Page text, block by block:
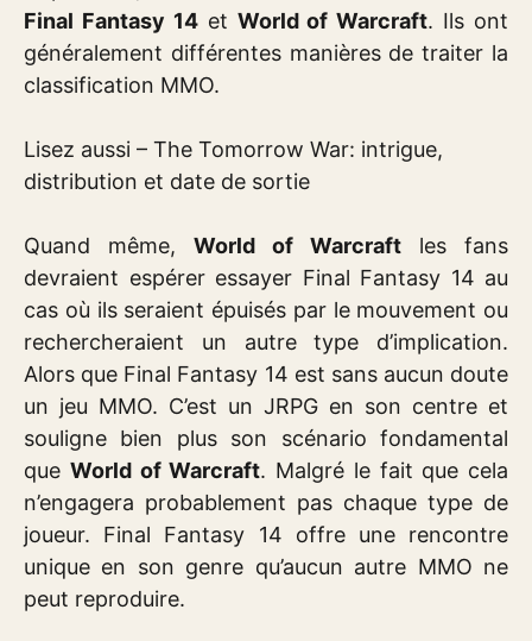
Final Fantasy 14et World of Warcraft. Ils ont
généralement différentes manières de traiter la
classification MMO.
Lisez aussi – The Tomorrow War: intrigue,
distribution et date de sortie
Quand même, World of Warcraft les fans
devraient espérer essayer Final Fantasy 14 au
cas où ils seraient épuisés par le mouvement ou
rechercheraient un autre type d’implication.
Alors que Final Fantasy 14 est sans aucun doute
un jeu MMO. C’est un JRPG en son centre et
souligne bien plus son scénario fondamental
que World of Warcraft. Malgré le fait que cela
n’engagera probablement pas chaque type de
joueur. Final Fantasy 14 offre une rencontre
unique en son genre qu’aucun autre MMO ne
peut reproduire.